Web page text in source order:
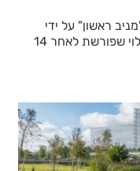
ראשון" על ידי
דירקטוריון החברה ותחליף את סאלי לוי שפורשת לאחר 14